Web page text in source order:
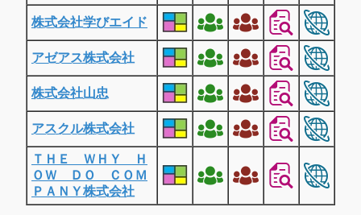
株式会社学びエイド
アゼアス株式会社
株式会社山忠
アスクル株式会社
ＴＨＥ ＷＨＹ Ｈ
ＯＷ ＤＯ ＣＯＭ
ＰＡＮＹ株式会社